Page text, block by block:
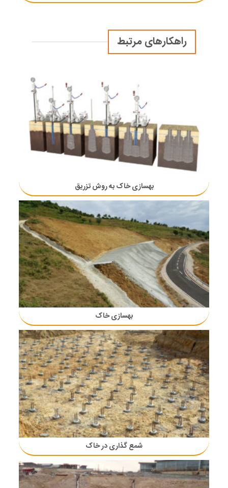
راهکارهای مرتبط
بهسازی خاک به روش تزریق
بهسازی خاک
شمع گذاری در خاک